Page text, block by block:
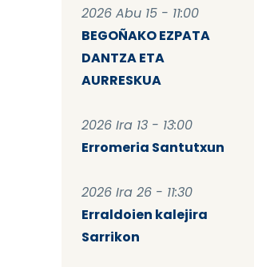
2026 Abu 15 - 11:00
BEGOÑAKO EZPATA
DANTZA ETA
AURRESKUA
2026 Ira 13 - 13:00
Erromeria Santutxun
2026 Ira 26 - 11:30
Erraldoien kalejira
Sarrikon